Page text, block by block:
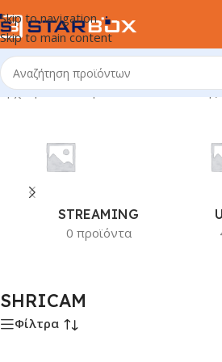
Skip to navigation
Skip to main content
Αρχική σελίδα/Προϊόν Κατασκευαστής/
STREAMING
0 προϊόντα
SHRICAM
Φίλτρα